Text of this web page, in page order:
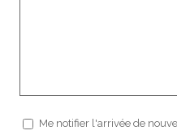
Me notifier l'arrivée de